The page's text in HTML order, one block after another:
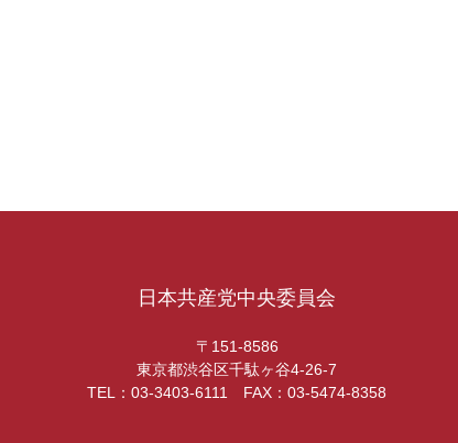
日本共産党中央委員会
〒151-8586
東京都渋谷区千駄ヶ谷4-26-7
TEL：03-3403-6111 FAX：03-5474-8358